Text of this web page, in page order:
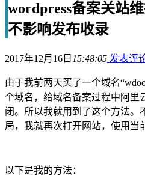
wordpress备案关站
不影响发布收录
2017年12月16日 15:48:05 发表评
由于我前两天买了一个域名
个域名，给域名备案过程中阿里
闭。所以我就用到了这个方法。
局，我就再次打开网站，使用当
以下是我的方法：